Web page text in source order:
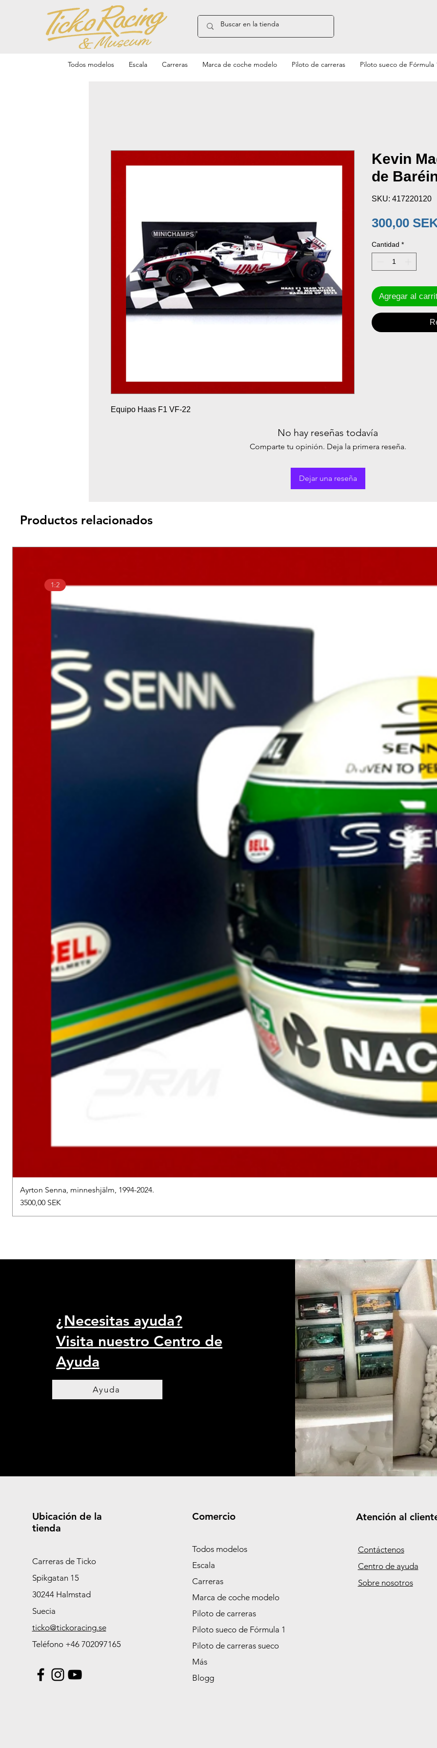
Todos modelos Escala Carreras Marca de coche modelo Piloto de carreras Piloto sueco de Fórmula
Equipo Haas F1 VF-22
Kevin
de
SKU: 417220120
300,00
Cantidad *
Agregar al
No hay reseñas todavía
Comparte tu opinión. Deja la primera reseña.
Dejar una reseña
Productos relacionados
1:2
Ayrton Senna, minneshjälm, 1994-2024.
Precio
3500,00 SEK
¿Necesitas ayuda?
Visita nuestro Centro de
Ayuda
Ayuda
Ubicación de la
tienda
Carreras de Ticko
Spikgatan 15
30244 Halmstad
Suecia
ticko@tickoracing.se
Teléfono +46 702097165
Comercio
Todos modelos
Escala
Carreras
Marca de coche modelo
Piloto de carreras
Piloto sueco de Fórmula 1
Piloto de carreras sueco
Más
Blogg
Atención al
Contáctenos
Centro de ayuda
Sobre nosotros